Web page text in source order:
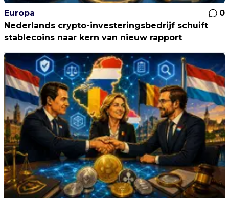
Europa
0
Nederlands crypto-investeringsbedrijf schuift
stablecoins naar kern van nieuw rapport